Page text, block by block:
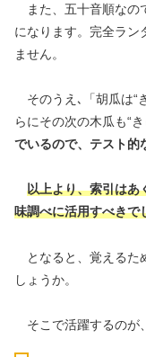
また、五十音順なの
になります。完全ラン
ません。
そのうえ､「胡瓜は“
らにその次の木瓜も“
でいるので、テスト的
以上より、索引はあ
味調べに活用すべきで
となると、覚えるた
しょうか。
そこで活躍するのが